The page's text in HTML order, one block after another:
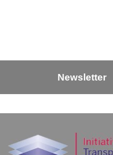
Newsletter